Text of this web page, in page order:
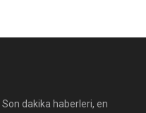
dakika haberleri, en